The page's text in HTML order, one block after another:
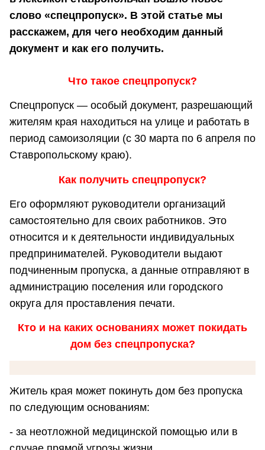
слово «спецпропуск». В этой статье мы
расскажем, для чего необходим данный
документ и как его получить.
Что такое спецпропуск?
Спецпропуск — особый документ, разрешающий
жителям края находиться на улице и работать в
период самоизоляции (с 30 марта по 6 апреля по
Ставропольскому краю).
Как получить спецпропуск?
Его оформляют руководители организаций
самостоятельно для своих работников. Это
относится и к деятельности индивидуальных
предпринимателей. Руководители выдают
подчиненным пропуска, а данные отправляют в
администрацию поселения или городского
округа для проставления печати.
Кто и на каких основаниях может покидать
дом без спецпропуска?
Житель края может покинуть дом без пропуска
по следующим основаниям:
- за неотложной медицинской помощью или в